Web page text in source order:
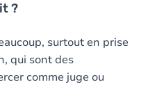
?
surtout en prise
qui sont des
comme juge ou